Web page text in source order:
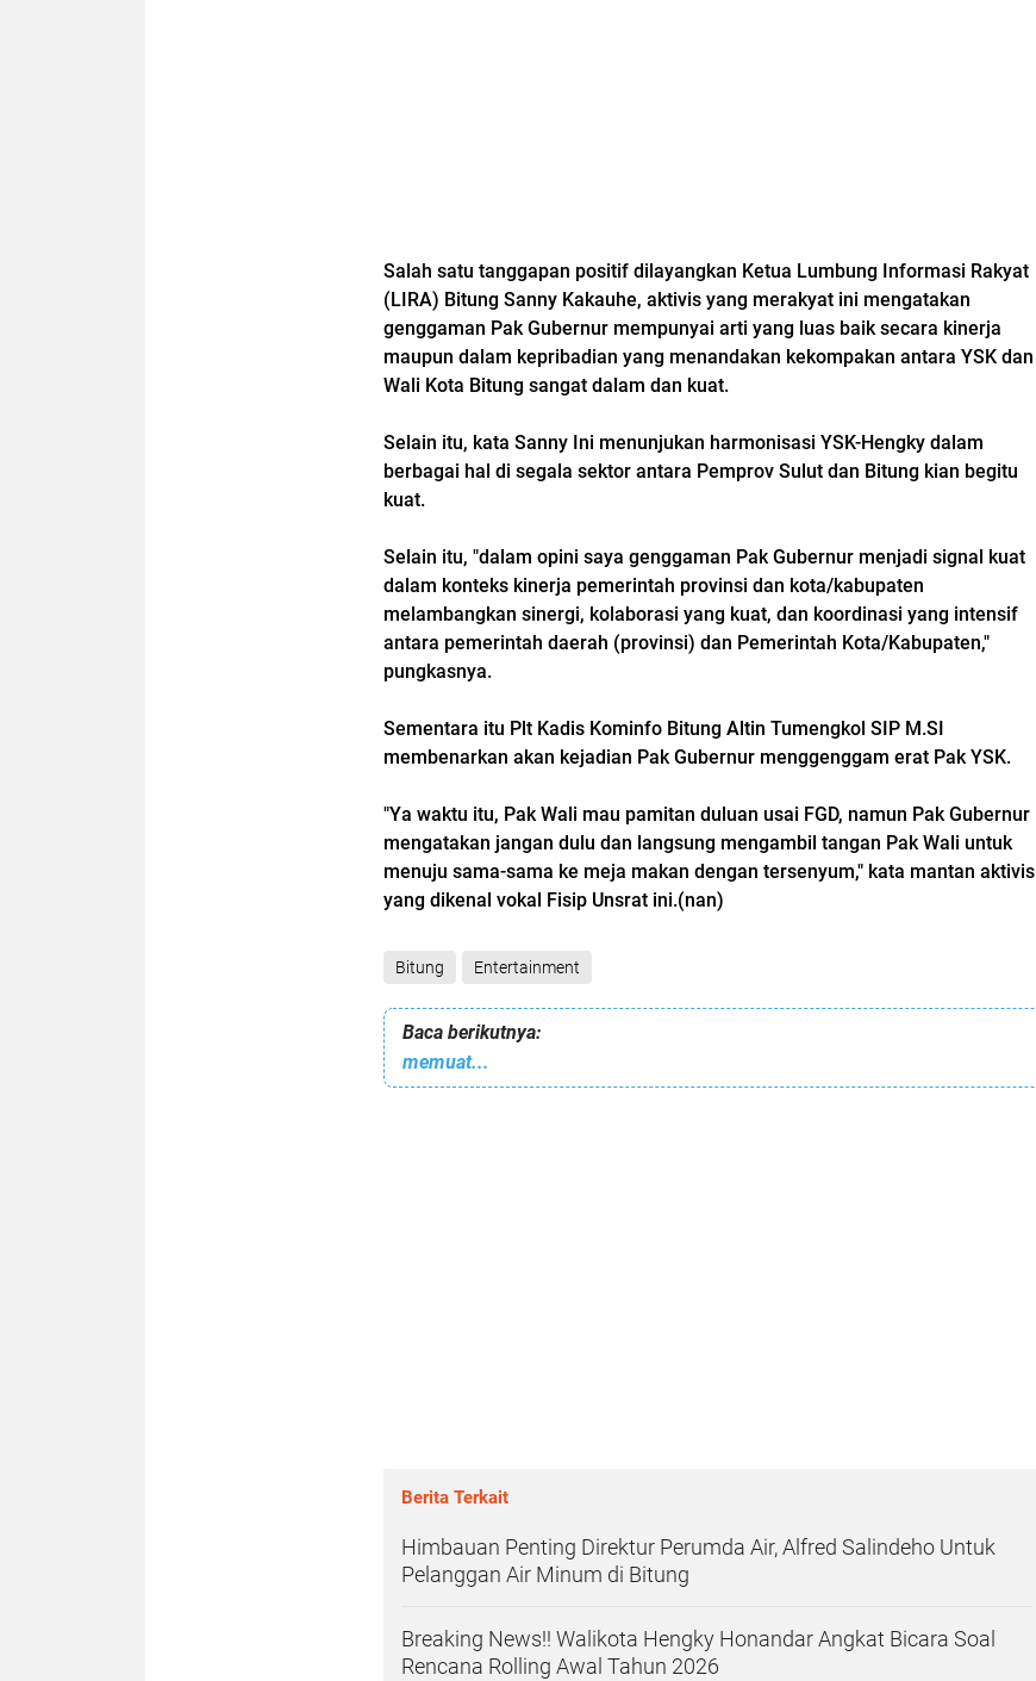
Salah satu tanggapan positif dilayangkan Ketua Lumbung Informasi Rakyat
(LIRA) Bitung Sanny Kakauhe, aktivis yang merakyat ini mengatakan
genggaman Pak Gubernur mempunyai arti yang luas baik secara kinerja
maupun dalam kepribadian yang menandakan kekompakan antara YSK dan
Wali Kota Bitung sangat dalam dan kuat.
Selain itu, kata Sanny Ini menunjukan harmonisasi YSK-Hengky dalam
berbagai hal di segala sektor antara Pemprov Sulut dan Bitung kian begitu
kuat.
Selain itu, "dalam opini saya genggaman Pak Gubernur menjadi signal kuat
dalam konteks kinerja pemerintah provinsi dan kota/kabupaten
melambangkan sinergi, kolaborasi yang kuat, dan koordinasi yang intensif
antara pemerintah daerah (provinsi) dan Pemerintah Kota/Kabupaten,"
pungkasnya.
Sementara itu Plt Kadis Kominfo Bitung Altin Tumengkol SIP M.SI
membenarkan akan kejadian Pak Gubernur menggenggam erat Pak YSK.
"Ya waktu itu, Pak Wali mau pamitan duluan usai FGD, namun Pak Gubernur
mengatakan jangan dulu dan langsung mengambil tangan Pak Wali untuk
menuju sama-sama ke meja makan dengan tersenyum," kata mantan aktivis
yang dikenal vokal Fisip Unsrat ini.(nan)
Bitung Entertainment
Baca berikutnya:
memuat...
Berita Terkait
Himbauan Penting Direktur Perumda Air, Alfred Salindeho Untuk
Pelanggan Air Minum di Bitung
Breaking News!! Walikota Hengky Honandar Angkat Bicara Soal
Rencana Rolling Awal Tahun 2026